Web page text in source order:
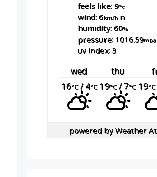
feels like: 9°c
wind: 6km/hn
humidity: 60%
pressure: 1016.59
uv index: 3
wed thu
16°C/ 4°C 19°C/ 7°C 19°C
powered byWeather